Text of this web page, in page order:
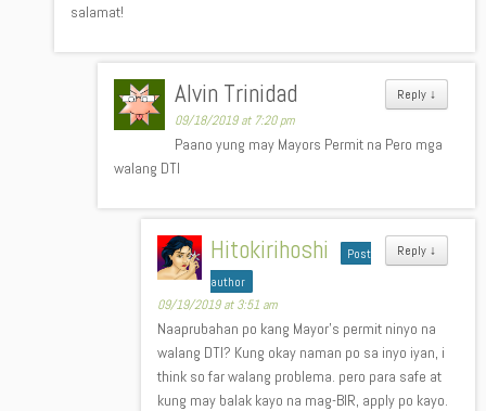
salamat!
Reply ↓
Alvin Trinidad
09/18/2019 at 7:20 pm
Paano yung may Mayors Permit na Pero mga
walang DTI
Reply ↓
Hitokirihoshi
Post
author
09/19/2019 at 3:51 am
Naaprubahan po kang Mayor’s permit ninyo na
walang DTI? Kung okay naman po sa inyo iyan, i
think so far walang problema. pero para safe at
kung may balak kayo na mag-BIR, apply po kayo.